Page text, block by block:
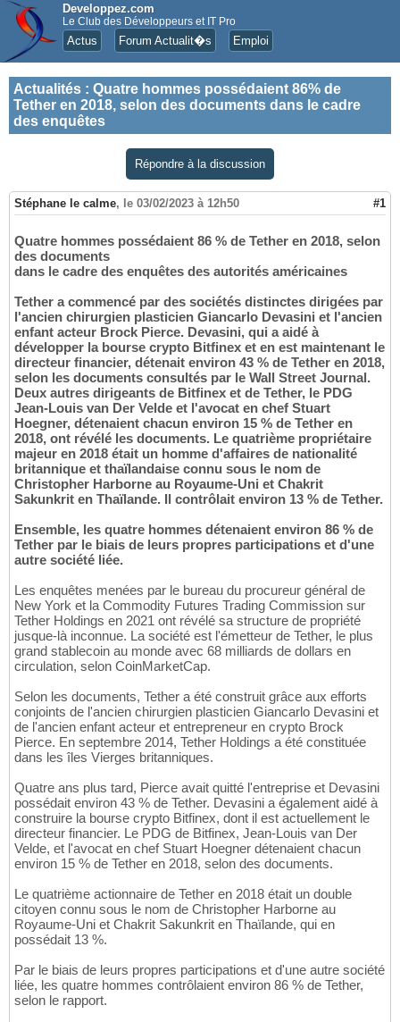
Developpez.com
Le Club des Développeurs et IT Pro
Actus Forum Actualit�s Emploi
Actualités : Quatre hommes possédaient 86% de
Tether en 2018, selon des documents dans le cadre
des enquêtes
Répondre à la discussion
Stéphane le calme, le 03/02/2023 à 12h50 #1
Quatre hommes possédaient 86 % de Tether en 2018, selon
des documents
dans le cadre des enquêtes des autorités américaines
Tether a commencé par des sociétés distinctes dirigées par
l'ancien chirurgien plasticien Giancarlo Devasini et l'ancien
enfant acteur Brock Pierce. Devasini, qui a aidé à
développer la bourse crypto Bitfinex et en est maintenant le
directeur financier, détenait environ 43 % de Tether en 2018,
selon les documents consultés par le Wall Street Journal.
Deux autres dirigeants de Bitfinex et de Tether, le PDG
Jean-Louis van Der Velde et l'avocat en chef Stuart
Hoegner, détenaient chacun environ 15 % de Tether en
2018, ont révélé les documents. Le quatrième propriétaire
majeur en 2018 était un homme d'affaires de nationalité
britannique et thaïlandaise connu sous le nom de
Christopher Harborne au Royaume-Uni et Chakrit
Sakunkrit en Thaïlande. Il contrôlait environ 13 % de Tether.
Ensemble, les quatre hommes détenaient environ 86 % de
Tether par le biais de leurs propres participations et d'une
autre société liée.
Les enquêtes menées par le bureau du procureur général de
New York et la Commodity Futures Trading Commission sur
Tether Holdings en 2021 ont révélé sa structure de propriété
jusque-là inconnue. La société est l'émetteur de Tether, le plus
grand stablecoin au monde avec 68 milliards de dollars en
circulation, selon CoinMarketCap.
Selon les documents, Tether a été construit grâce aux efforts
conjoints de l'ancien chirurgien plasticien Giancarlo Devasini et
de l'ancien enfant acteur et entrepreneur en crypto Brock
Pierce. En septembre 2014, Tether Holdings a été constituée
dans les îles Vierges britanniques.
Quatre ans plus tard, Pierce avait quitté l'entreprise et Devasini
possédait environ 43 % de Tether. Devasini a également aidé à
construire la bourse crypto Bitfinex, dont il est actuellement le
directeur financier. Le PDG de Bitfinex, Jean-Louis van Der
Velde, et l'avocat en chef Stuart Hoegner détenaient chacun
environ 15 % de Tether en 2018, selon des documents.
Le quatrième actionnaire de Tether en 2018 était un double
citoyen connu sous le nom de Christopher Harborne au
Royaume-Uni et Chakrit Sakunkrit en Thaïlande, qui en
possédait 13 %.
Par le biais de leurs propres participations et d'une autre société
liée, les quatre hommes contrôlaient environ 86 % de Tether,
selon le rapport.